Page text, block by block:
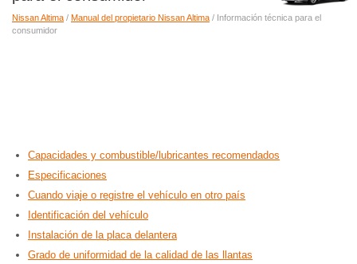
Nissan Altima / Manual del propietario Nissan Altima / Información técnica para el
consumidor
Capacidades y combustible/lubricantes recomendados
Especificaciones
Cuando viaje o registre el vehículo en otro país
Identificación del vehículo
Instalación de la placa delantera
Grado de uniformidad de la calidad de las llantas